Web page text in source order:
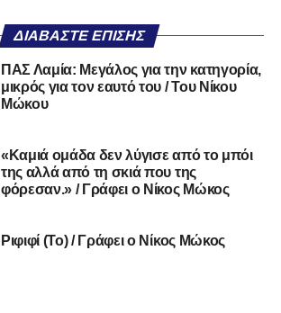
ΔΙΑΒΆΣΤΕ ΕΠΊΣΗΣ
ΠΑΣ Λαμία: Μεγάλος για την κατηγορία,
μικρός για τον εαυτό του / Του Νίκου
Μώκου
«Καμιά ομάδα δεν λύγισε από το μπόι
της αλλά από τη σκιά που της
φόρεσαν.» / Γράφει ο Νίκος Μώκος
Ριφιφί (Το) / Γράφει ο Νίκος Μώκος